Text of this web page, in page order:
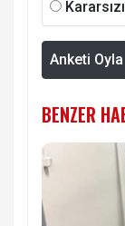
Anketi Oyla
BENZER